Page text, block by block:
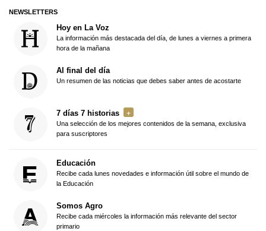
NEWSLETTERS
Hoy en La Voz
La información más destacada del día, de lunes a viernes a primera
hora de la mañana
Al final del día
Un resumen de las noticias que debes saber antes de acostarte
7 días 7 historias
Una selección de los mejores contenidos de la semana, exclusiva
para suscriptores
Educación
Recibe cada lunes novedades e información útil sobre el mundo de
la Educación
Somos Agro
Recibe cada miércoles la información más relevante del sector
primario